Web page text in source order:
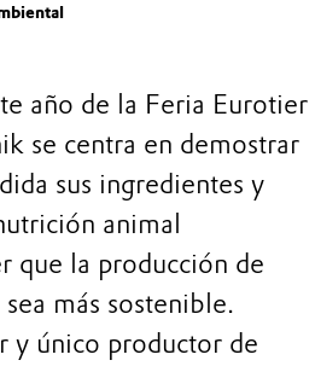
año de la Feria Eurotier
se centra en demostrar
sus ingredientes y
animal
que la producción de
más sostenible.
y único productor de